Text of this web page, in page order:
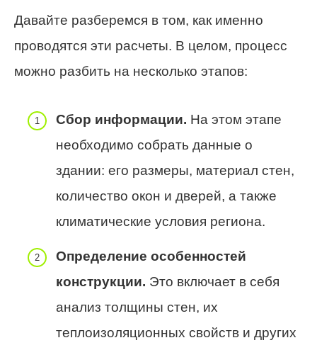
Давайте разберемся в том, как именно
проводятся эти расчеты. В целом, процесс
можно разбить на несколько этапов:
Сбор информации. На этом этапе
необходимо собрать данные о
здании: его размеры, материал стен,
количество окон и дверей, а также
климатические условия региона.
Определение особенностей
конструкции. Это включает в себя
анализ толщины стен, их
теплоизоляционных свойств и других